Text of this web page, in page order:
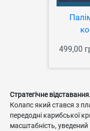
499,00
Стратегічне відставання.
Колапс який стався з
передодні карибської
масштабність,